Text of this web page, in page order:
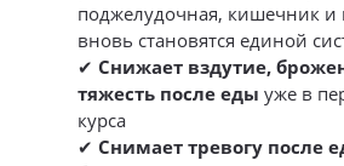
поджелудочная, кишечник и
вновь становятся единой
✔ Снижает вздутие,
тяжесть после еды уже в
курса
✔ Снимает тревогу после